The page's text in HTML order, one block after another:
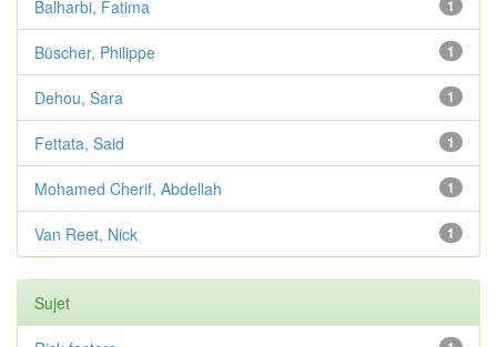
1
Balharbi, Fatima
1
Büscher, Philippe
1
Dehou, Sara
1
Fettata, Said
1
Mohamed Cherif, Abdellah
1
Van Reet, Nick
Sujet